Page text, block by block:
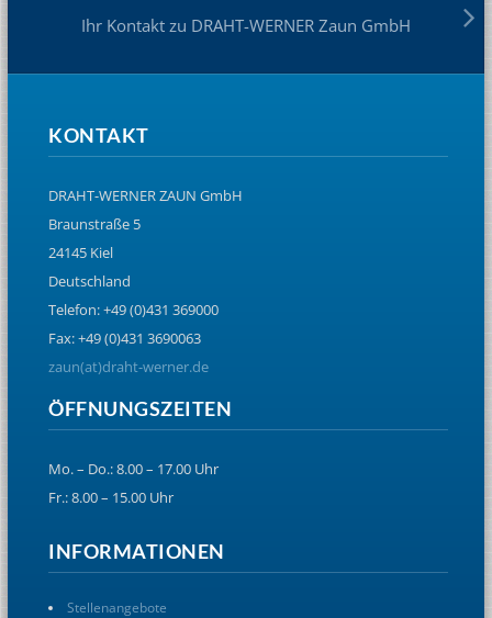
Ihr Kontakt zu DRAHT-WERNER Zaun GmbH
KONTAKT
DRAHT-WERNER ZAUN GmbH
Braunstraße 5
24145 Kiel
Deutschland
Telefon: +49 (0)431 369000
Fax: +49 (0)431 3690063
zaun(at)draht-werner.de
ÖFFNUNGSZEITEN
Mo. – Do.: 8.00 – 17.00 Uhr
Fr.: 8.00 – 15.00 Uhr
INFORMATIONEN
Stellenangebote